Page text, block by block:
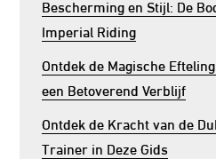
Bescherming en Stijl: De
Imperial Riding
Ontdek de Magische
een Betoverend Verblijf
Ontdek de Kracht van de
Trainer in Deze Gids